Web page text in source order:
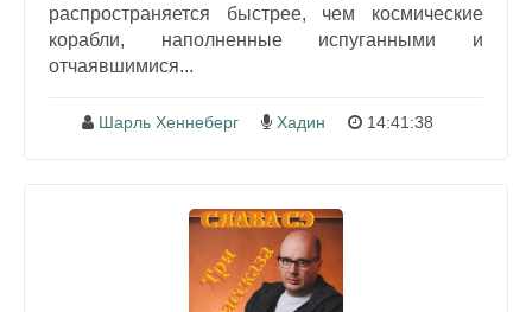
распространяется быстрее, чем космические
корабли, наполненные испуганными и
отчаявшимися...
Шарль Хеннеберг Хадин 14:41:38